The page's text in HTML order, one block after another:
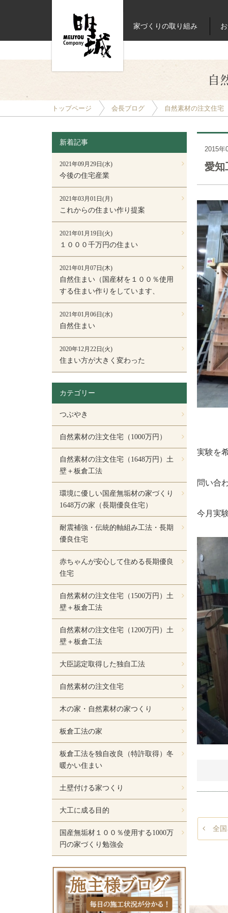
家づくりの取り組み
自
トップページ 会長ブログ 自然素材の注文住宅
2015年
愛知
実験を
問い合
今月実
全
新着記事
2021年09月29日(水)
今後の住宅産業
2021年03月01日(月)
これからの住まい作り提案
2021年01月19日(火)
１０００千万円の住まい
2021年01月07日(木)
自然住まい（国産材を１００％使用
する住まい作りをしています、
2021年01月06日(水)
自然住まい
2020年12月22日(火)
住まい方が大きく変わった
カテゴリー
つぶやき
自然素材の注文住宅（1000万円）
自然素材の注文住宅（1648万円）土
壁＋板倉工法
環境に優しい国産無垢材の家づくり
1648万の家（長期優良住宅）
耐震補強・伝統的軸組み工法・長期
優良住宅
赤ちゃんが安心して住める長期優良
住宅
自然素材の注文住宅（1500万円）土
壁＋板倉工法
自然素材の注文住宅（1200万円）土
壁＋板倉工法
大臣認定取得した独自工法
自然素材の注文住宅
木の家・自然素材の家つくり
板倉工法の家
板倉工法を独自改良（特許取得）冬
暖かい住まい
土壁付ける家つくり
大工に成る目的
国産無垢材１００％使用する1000万
円の家づくり勉強会